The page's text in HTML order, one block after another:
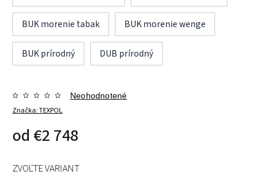
BUK morenie tabak BUK morenie wenge
BUK prírodný DUB prírodný
Značka:TEXPOL
Neohodnotené
od €2 748
ZVOĽTE VARIANT